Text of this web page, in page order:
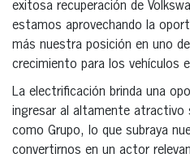
exitosa recuperación de
estamos aprovechando la
más nuestra posición en uno
crecimiento para los vehículos
La electrificación brinda una
ingresar al altamente atractivo
como Grupo, lo que subraya
convertirnos en un actor